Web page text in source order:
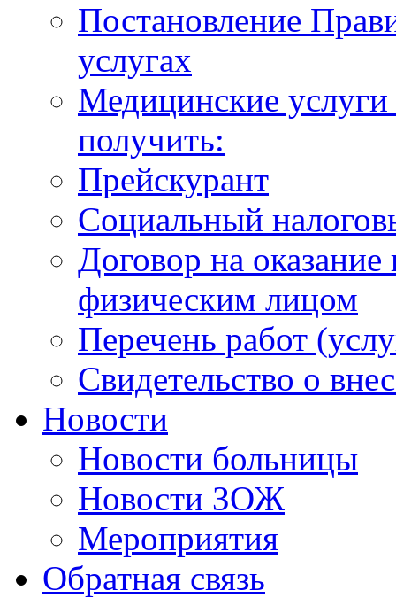
Постановление
услугах
Медицинские
получить:
Прейскурант
Социальный
Договор на
физическим лицом
Перечень работ
Свидетельство о
Новости
Новости больницы
Новости ЗОЖ
Мероприятия
Обратная связь